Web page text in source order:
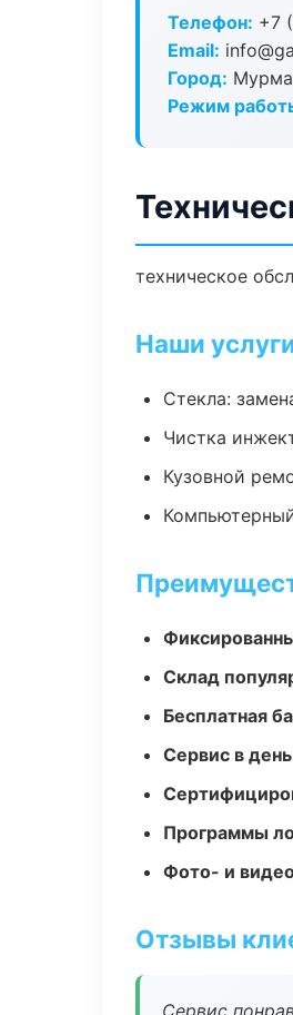
Телефон: +7
Email:
Город:
Режим
техническое
Наши
Стекла:
Чистка
Кузовной
Склад
Бесплатная
Сервис в
Программы
Фото- и
Отзывы
Сервис